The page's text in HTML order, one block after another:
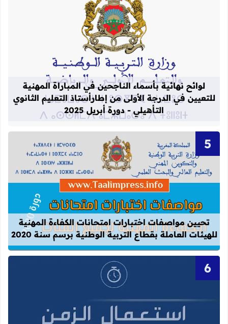
قراءة المزيد عن لوائح نهائية بأسماء
لوائح نهائية بأسماء الناجحين في المباراة المهنية
للتعيين في الدرجة الأولى من إطارأستاذ التعليم الثانوي
التأهيلي - دورة أبريل 2025
قراءة المزيد عن تحيين مواصفات
تحيين مواصفات اختبارات امتحانات الكفاءة المهنية
للهيئات العاملة بقطاع التربية الوطنية برسم سنة 2020
قراءة المزيد عن نماذج استعمال